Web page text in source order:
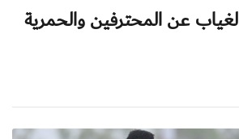
عن المحترفين والحمرية